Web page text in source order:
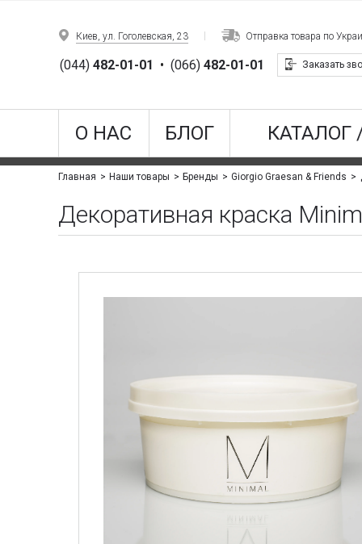
Киев, ул. Гоголевская, 23 Отправка товара по
(044)482-01-01 • (066)482-01-01 Заказать
О НАС БЛОГ КАТАЛОГ /
Главная Наши товары Бренды Giorgio Graesan & Friends
Декоративная краска